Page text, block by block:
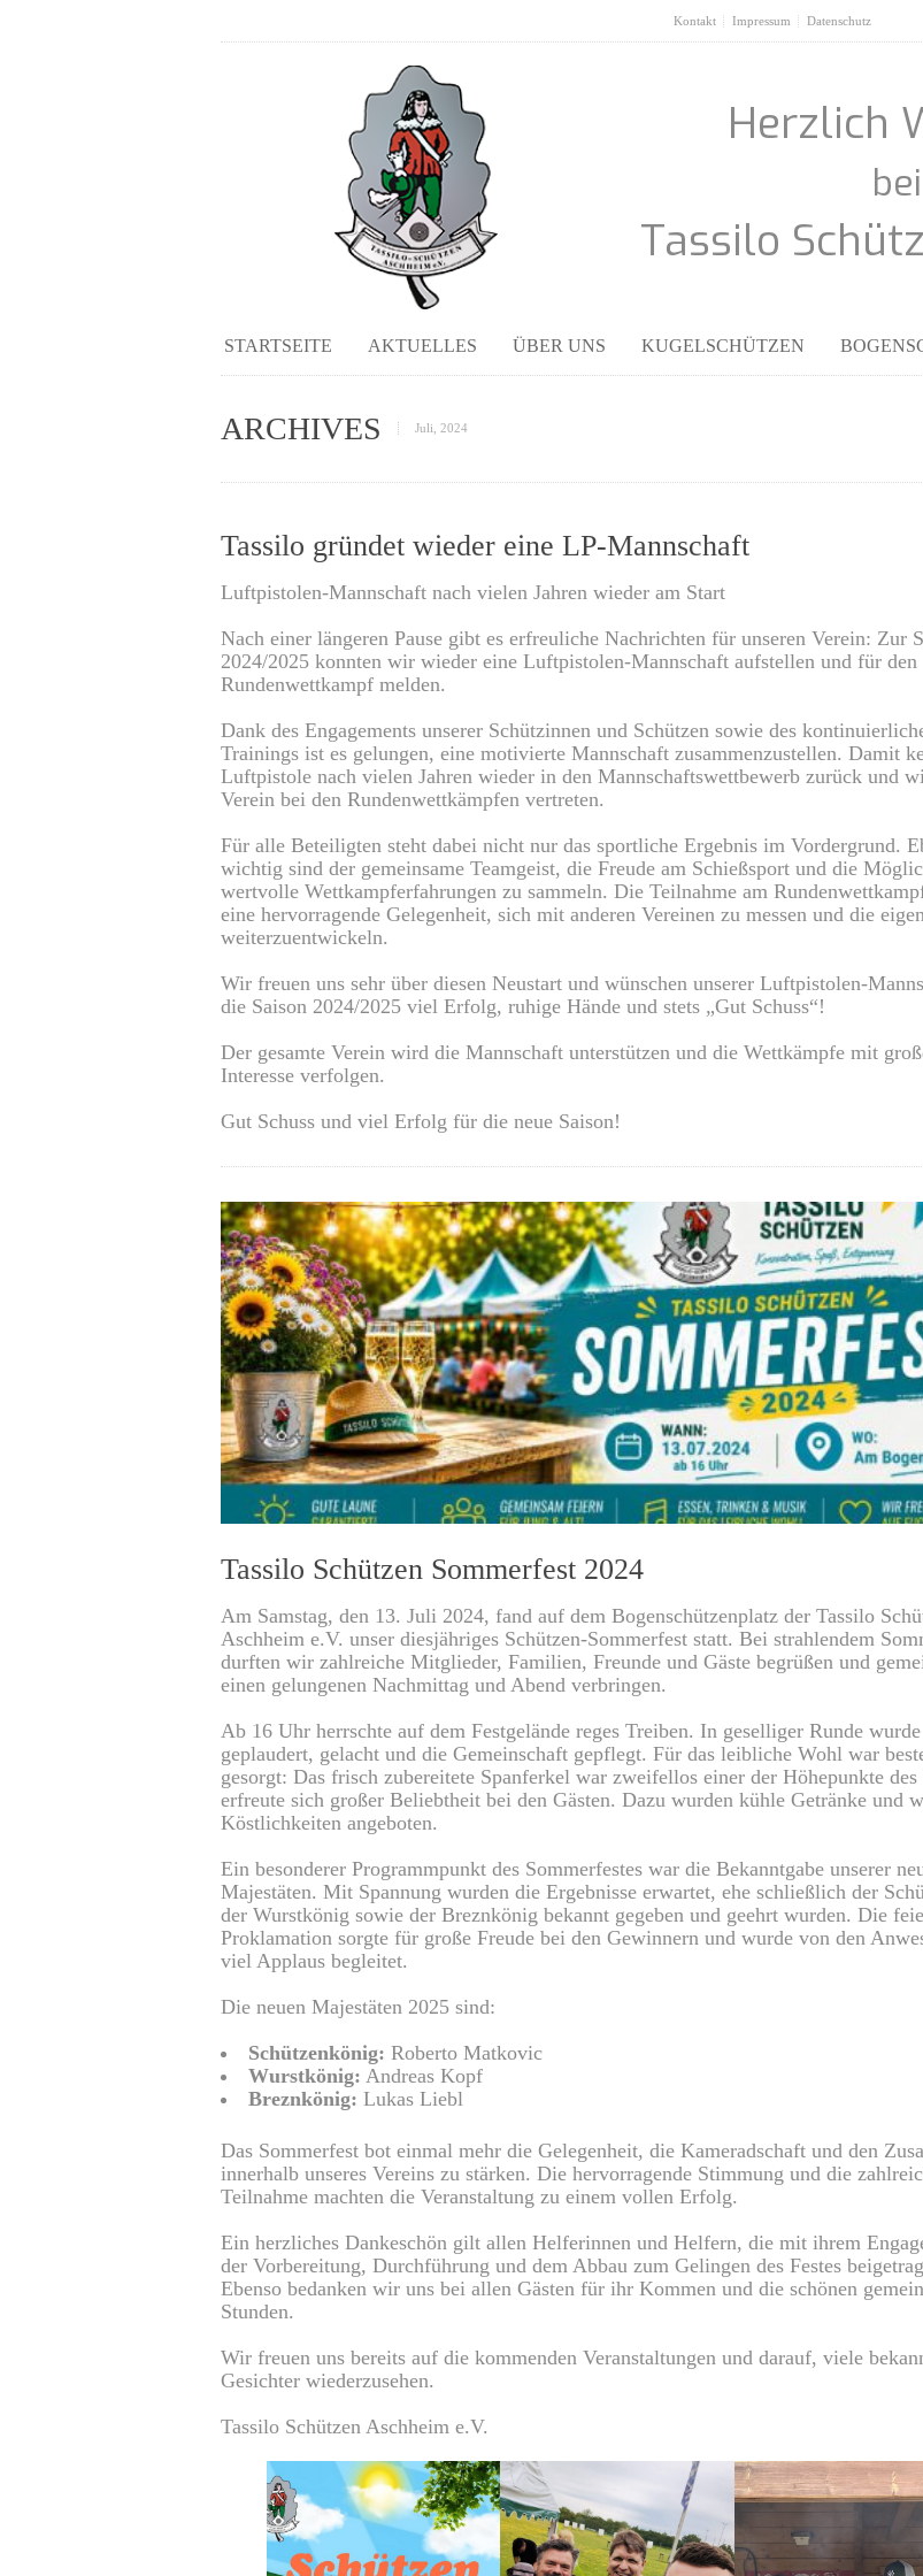
Kontakt Impressum Datenschutz
Herzlich
Tassilo
STARTSEITE AKTUELLES ÜBER UNS KUGELSCHÜTZEN
ARCHIVES Juli, 2024
Tassilo gründet wieder eine LP-Mannschaft
Luftpistolen-Mannschaft nach vielen Jahren wieder am Start
Nach einer längeren Pause gibt es erfreuliche Nachrichten für unseren Verein: Zur
2024/2025 konnten wir wieder eine Luftpistolen-Mannschaft aufstellen und für den
Rundenwettkampf melden.
Dank des Engagements unserer Schützinnen und Schützen sowie des
Trainings ist es gelungen, eine motivierte Mannschaft zusammenzustellen. Damit
Luftpistole nach vielen Jahren wieder in den Mannschaftswettbewerb zurück und
Verein bei den Rundenwettkämpfen vertreten.
Für alle Beteiligten steht dabei nicht nur das sportliche Ergebnis im Vordergrund.
wichtig sind der gemeinsame Teamgeist, die Freude am Schießsport und die
wertvolle Wettkampferfahrungen zu sammeln. Die Teilnahme am
eine hervorragende Gelegenheit, sich mit anderen Vereinen zu messen und die
weiterzuentwickeln.
Wir freuen uns sehr über diesen Neustart und wünschen unserer Luftpistolen-
die Saison 2024/2025 viel Erfolg, ruhige Hände und stets „Gut Schuss“!
Der gesamte Verein wird die Mannschaft unterstützen und die Wettkämpfe mit
Interesse verfolgen.
Gut Schuss und viel Erfolg für die neue Saison!
0
Tassilo Schützen Sommerfest 2024
Am Samstag, den 13. Juli 2024, fand auf dem Bogenschützenplatz der Tassilo
Aschheim e.V. unser diesjähriges Schützen-Sommerfest statt. Bei strahlendem
durften wir zahlreiche Mitglieder, Familien, Freunde und Gäste begrüßen und
einen gelungenen Nachmittag und Abend verbringen.
Ab 16 Uhr herrschte auf dem Festgelände reges Treiben. In geselliger Runde wurde
geplaudert, gelacht und die Gemeinschaft gepflegt. Für das leibliche Wohl war
gesorgt: Das frisch zubereitete Spanferkel war zweifellos einer der Höhepunkte des
erfreute sich großer Beliebtheit bei den Gästen. Dazu wurden kühle Getränke und
Köstlichkeiten angeboten.
Ein besonderer Programmpunkt des Sommerfestes war die Bekanntgabe unserer
Majestäten. Mit Spannung wurden die Ergebnisse erwartet, ehe schließlich der
der Wurstkönig sowie der Breznkönig bekannt gegeben und geehrt wurden. Die
Proklamation sorgte für große Freude bei den Gewinnern und wurde von den
viel Applaus begleitet.
Die neuen Majestäten 2025 sind:
Schützenkönig: Roberto Matkovic
Wurstkönig: Andreas Kopf
Breznkönig: Lukas Liebl
Das Sommerfest bot einmal mehr die Gelegenheit, die Kameradschaft und den
innerhalb unseres Vereins zu stärken. Die hervorragende Stimmung und die
Teilnahme machten die Veranstaltung zu einem vollen Erfolg.
Ein herzliches Dankeschön gilt allen Helferinnen und Helfern, die mit ihrem
der Vorbereitung, Durchführung und dem Abbau zum Gelingen des Festes
Ebenso bedanken wir uns bei allen Gästen für ihr Kommen und die schönen
Stunden.
Wir freuen uns bereits auf die kommenden Veranstaltungen und darauf, viele
Gesichter wiederzusehen.
Tassilo Schützen Aschheim e.V.